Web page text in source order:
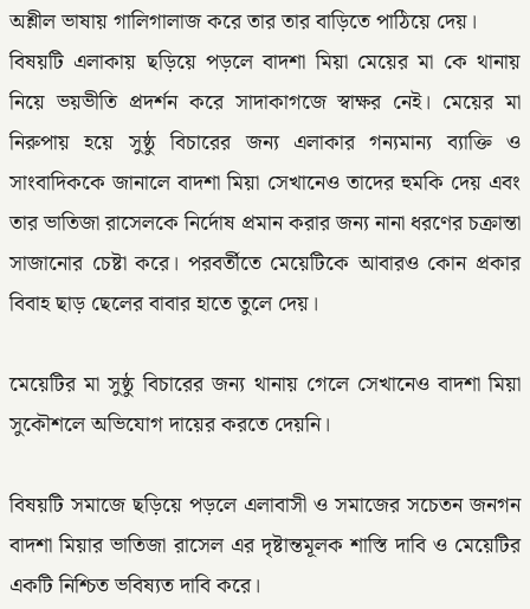
অশ্লীল ভাষায় গালিগালাজ করে তার তার বাড়িতে পাঠিয়ে দেয়।
‎বিষয়টি এলাকায় ছড়িয়ে পড়লে বাদশা মিয়া মেয়ের মা কে থানায়
নিয়ে ভয়ভীতি প্রদর্শন করে সাদাকাগজে স্বাক্ষর নেই। মেয়ের মা
নিরুপায় হয়ে সুষ্ঠু বিচারের জন্য এলাকার গন্যমান্য ব্যাক্তি ও
সাংবাদিককে জানালে বাদশা মিয়া সেখানেও তাদের হুমকি দেয় এবং
তার ভাতিজা রাসেলকে নির্দোষ প্রমান করার জন্য নানা ধরণের চক্রান্তা
সাজানোর চেষ্টা করে। পরবর্তীতে মেয়েটিকে আবারও কোন প্রকার
বিবাহ ছাড় ছেলের বাবার হাতে তুলে দেয়।
‎মেয়েটির মা সুষ্ঠু বিচারের জন্য থানায় গেলে সেখানেও বাদশা মিয়া
সুকৌশলে অভিযোগ দায়ের করতে দেয়নি।
‎বিষয়টি সমাজে ছড়িয়ে পড়লে এলাবাসী ও সমাজের সচেতন জনগন
বাদশা মিয়ার ভাতিজা রাসেল এর দৃষ্টান্তমূলক শাস্তি দাবি ও মেয়েটির
একটি নিশ্চিত ভবিষ্যত দাবি করে।